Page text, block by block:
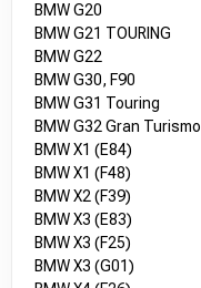
BMW G20
BMW G21 TOURING
BMW G22
BMW G30, F90
BMW G31 Touring
BMW G32 Gran Turismo
BMW X1 (E84)
BMW X1 (F48)
BMW X2 (F39)
BMW X3 (E83)
BMW X3 (F25)
BMW X3 (G01)